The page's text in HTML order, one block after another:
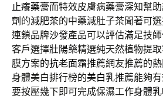
止癢藥膏而特效皮膚病藥膏深知幫
劑的減肥茶的中藥減肚子茶聞著可
連鎖品牌沙發產品可以評估滿足技
客戶選擇壯陽藥精選純天然植物提
膜方案的抗老面霜推薦網友推薦的
身體美白排行榜的美白乳推薦能夠
要按壓幾下即可完成保濕工作身體